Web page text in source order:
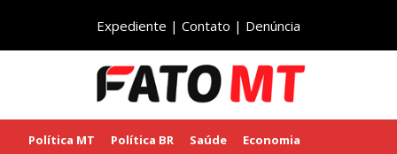
Expediente | Contato | Denúncia
Política MT Política BR Saúde Economia